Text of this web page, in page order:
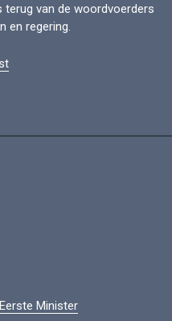
van de woordvoerders
en regering.
Minister